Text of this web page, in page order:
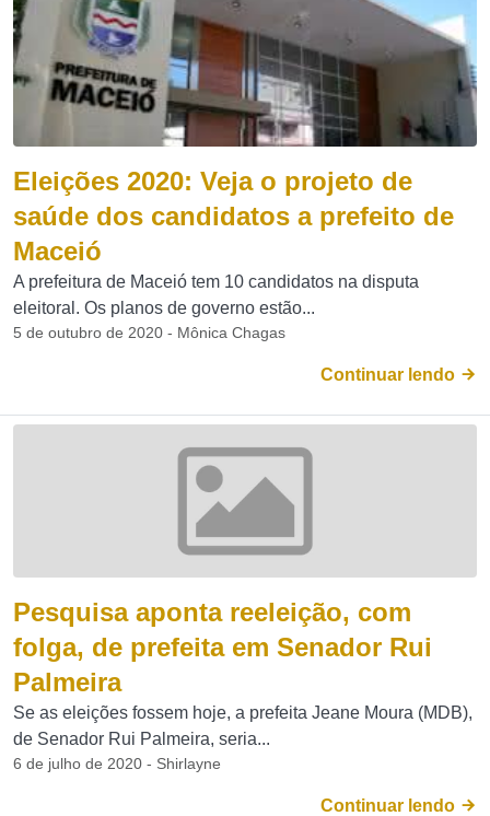
Eleições 2020: Veja o projeto de
saúde dos candidatos a prefeito de
Maceió
A prefeitura de Maceió tem 10 candidatos na disputa
eleitoral. Os planos de governo estão...
5 de outubro de 2020 - Mônica Chagas
Continuar lendo
Pesquisa aponta reeleição, com
folga, de prefeita em Senador Rui
Palmeira
Se as eleições fossem hoje, a prefeita Jeane Moura (MDB),
de Senador Rui Palmeira, seria...
6 de julho de 2020 - Shirlayne
Continuar lendo